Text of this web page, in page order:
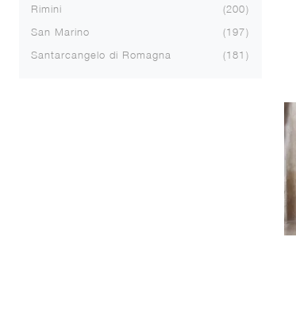
Rimini
200
San Marino
197
Santarcangelo di Romagna
181